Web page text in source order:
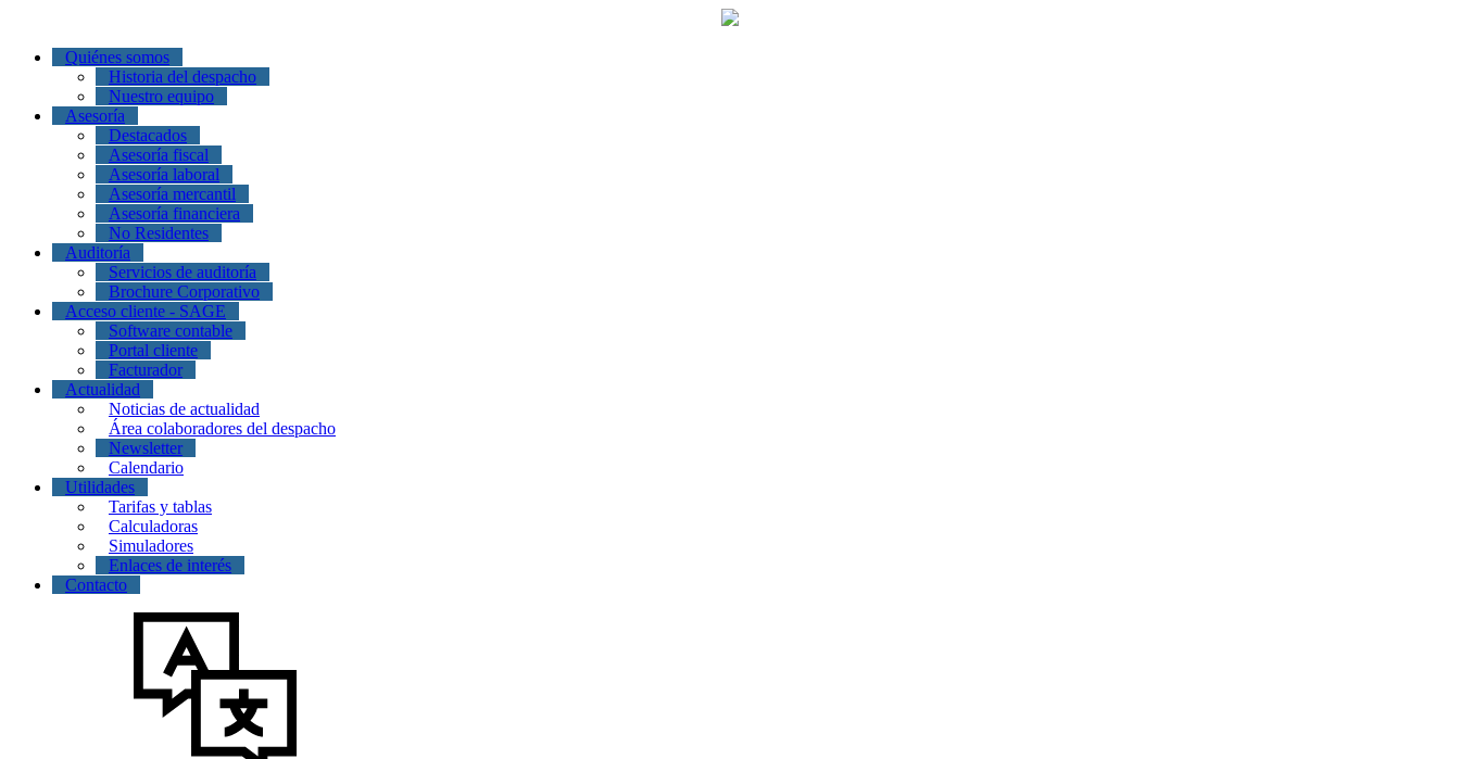
Quiénes somos
Historia del despacho
Nuestro equipo
Asesoría
Destacados
Asesoría fiscal
Asesoría laboral
Asesoría mercantil
Asesoría financiera
No Residentes
Auditoría
Servicios de auditoría
Brochure Corporativo
Acceso cliente - SAGE
Software contable
Portal cliente
Facturador
Actualidad
Noticias de actualidad
Área colaboradores del despacho
Newsletter
Calendario
Utilidades
Tarifas y tablas
Calculadoras
Simuladores
Enlaces de interés
Contacto